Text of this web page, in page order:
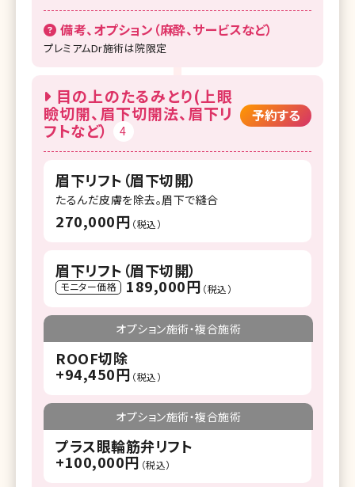
備考、オプション（麻酔、サービスなど）
プレミアムDr施術は院限定
目の上のたるみとり(上眼
瞼切開、眉下切開法、眉下リ
フトなど）
4
予約する
眉下リフト（眉下切開）
たるんだ皮膚を除去。眉下で縫合
270,000円 （税込）
眉下リフト（眉下切開）
モニター価格 189,000円 （税込）
オプション施術・複合施術
ROOF切除
+94,450円 （税込）
オプション施術・複合施術
プラス眼輪筋弁リフト
+100,000円 （税込）